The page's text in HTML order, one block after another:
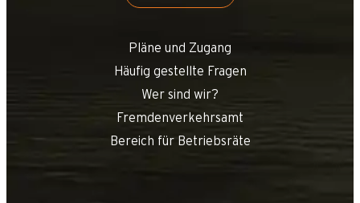
Pläne und Zugang
Häufig gestellte Fragen
Wer sind wir?
Fremdenverkehrsamt
Bereich für Betriebsräte